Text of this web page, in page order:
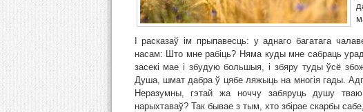
І расказаў ім прыпавесць: у аднаго багатага
насам: Што мне рабіць? Няма куды мне сабраць
засекі мае і збудую большыя, і збяру туды ўсё
Душа, шмат дабра ў цябе ляжыць на многія гады.
Неразумны, гэтай жа ноччу забяруць душу
нарыхтаваў? Так бывае з тым, хто збірае скарбы